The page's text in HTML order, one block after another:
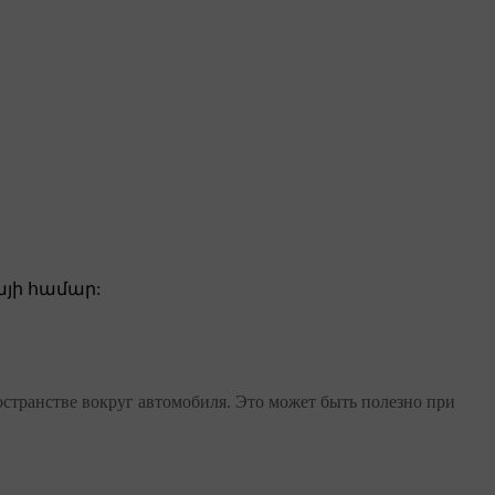
համար:
вокруг автомобиля. Это может быть полезно при